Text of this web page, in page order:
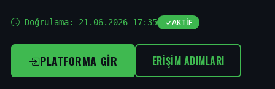
Doğrulama: 21.06.2026 17:35 AKTIF
PLATFORMA GIR ERIŞIM ADIMLARI